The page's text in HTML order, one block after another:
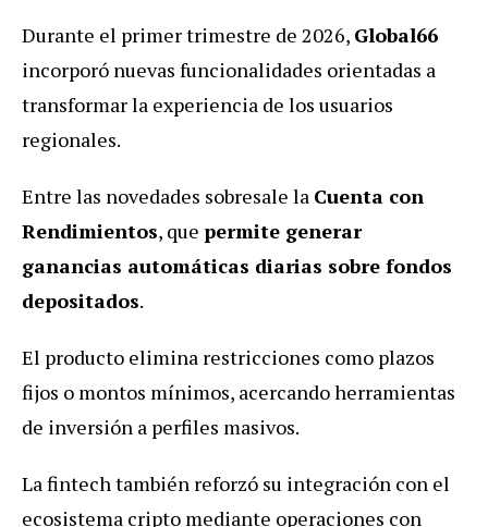
Durante el primer trimestre de 2026, Global66
incorporó nuevas funcionalidades orientadas a
transformar la experiencia de los usuarios
regionales.
Entre las novedades sobresale la Cuenta con
Rendimientos, que permite generar
ganancias automáticas diarias sobre fondos
depositados.
El producto elimina restricciones como plazos
fijos o montos mínimos, acercando herramientas
de inversión a perfiles masivos.
La fintech también reforzó su integración con el
ecosistema cripto mediante operaciones con